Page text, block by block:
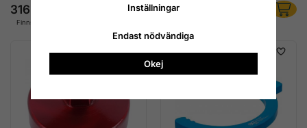
316 kr
Finns i lager
476 kr
Inställningar
Endast nödvändiga
Okej